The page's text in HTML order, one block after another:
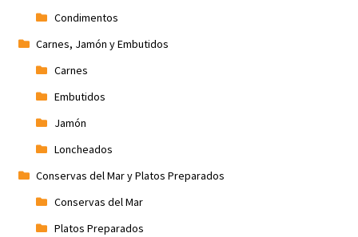
Condimentos
Carnes, Jamón y Embutidos
Carnes
Embutidos
Jamón
Loncheados
Conservas del Mar y Platos Preparados
Conservas del Mar
Platos Preparados